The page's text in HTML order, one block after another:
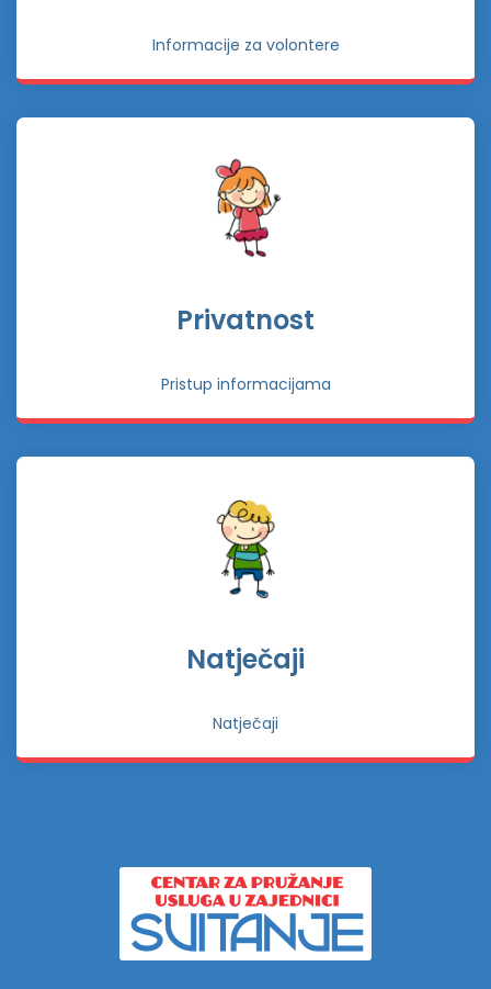
Informacije za volontere
Privatnost
Pristup informacijama
Natječaji
Natječaji